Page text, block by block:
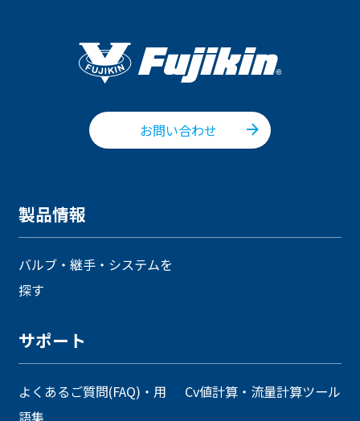
お問い合わせ
製品情報
バルブ・継手・システムを
探す
サポート
よくあるご質問(FAQ)・用
語集
Cv値計算・流量計算ツール